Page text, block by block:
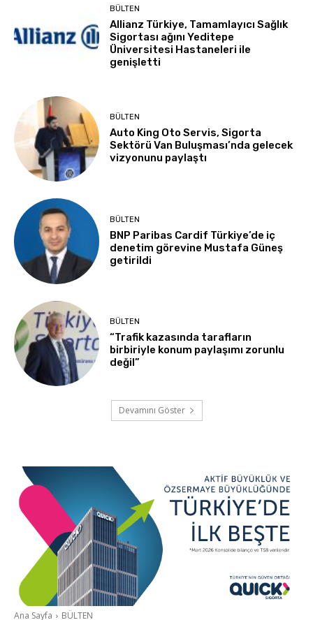
BÜLTEN
Allianz Türkiye, Tamamlayıcı Sağlık
Sigortası ağını Yeditepe
Üniversitesi Hastaneleri ile
genişletti
BÜLTEN
Auto King Oto Servis, Sigorta
Sektörü Van Buluşması’nda gelecek
vizyonunu paylaştı
BÜLTEN
BNP Paribas Cardif Türkiye’de iç
denetim görevine Mustafa Güneş
getirildi
BÜLTEN
“Trafik kazasında tarafların
birbiriyle konum paylaşımı zorunlu
değil”
Devamını Göster